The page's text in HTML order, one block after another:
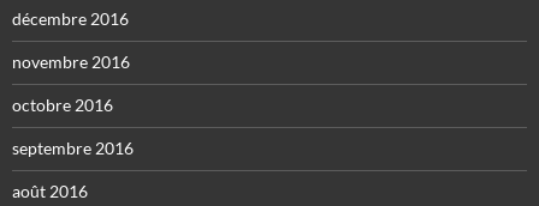
décembre 2016
novembre 2016
octobre 2016
septembre 2016
août 2016